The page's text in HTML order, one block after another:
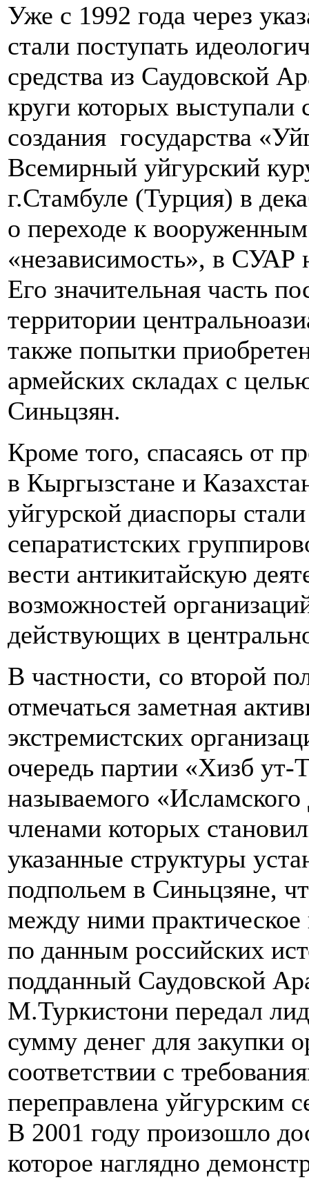
Уже с 1992 года через
стали поступать
средства из Саудовской
круги которых выступали
создания государства
Всемирный уйгурский
г.Стамбуле (Турция) в
о переходе к
«независимость», в СУАР
Его значительная часть
территории
также попытки
армейских складах с
Синьцзян.
Кроме того, спасаясь от
в Кыргызстане и
уйгурской диаспоры
сепаратистских
вести антикитайскую
возможностей
действующих в
В частности, со второй
отмечаться заметная
экстремистских
очередь партии «Хизб
называемого
членами которых
указанные структуры
подпольем в Синьцзяне,
между ними практическое
по данным российских
подданный Саудовской
М.Туркистони передал
сумму денег для закупки
соответствии с
переправлена уйгурским
В 2001 году произошло
которое наглядно